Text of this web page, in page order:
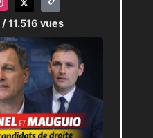
/ 11.516 vues